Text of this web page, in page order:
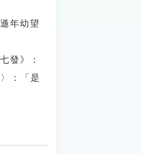
年幼望
發》：
：「是